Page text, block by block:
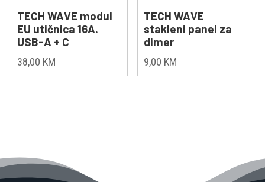
TECH WAVE modul
EU utičnica 16A.
USB-A + C
38,00 KM
TECH WAVE
stakleni panel za
dimer
9,00 KM